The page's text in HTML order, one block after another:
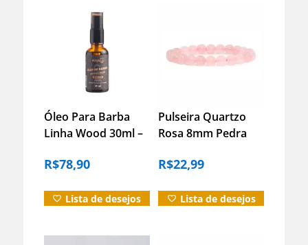
Óleo Para Barba
Linha Wood 30ml –
Fios
R$78,90
Lista de desejos
Pulseira Quartzo
Rosa 8mm Pedra
Energia – 21cm
R$22,99
Lista de desejos